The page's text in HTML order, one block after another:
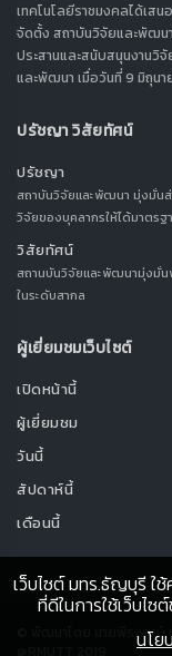
เทคโนโลยีราชมงคลได้เส
จัดตั้ง สถาบันวิจัยและพัฒนา
ประสานและสนับสนุนงานวิ
และพัฒนา เมื่อวันที่ 9 มิถุนา
ปรัชญา วิสัยทัศน์
ปรัชญา
สถาบันวิจัยและพัฒนา มุ่งมั่นส่
วิจัยของบุคลากรให้ได้มาตรฐ
วิสัยทัศน์
สถานบันวิจัยและพัฒนามุ่งมั่น
ในระดับสากล
ผู้เยี่ยมชมเว็บไซต์
เปิดหน้านี้
ผู้เยี่ยมชม
วันนี้
สัปดาห์นี้
เดือนนี้
© พัฒนาโดย นายพีระพงษ์
เว็บไซต์ มทร.ธัญบุรี
ที่ดีในการใช้เว็บไ
นโย